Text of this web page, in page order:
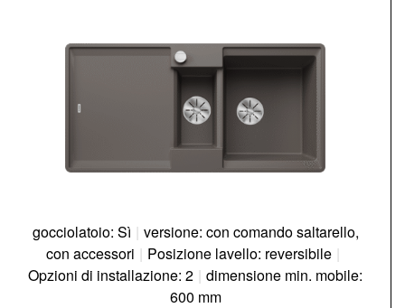
gocciolatoio: Sì | versione: con comando saltarello,
con accessori | Posizione lavello: reversibile |
Opzioni di installazione: 2 | dimensione min. mobile:
600 mm